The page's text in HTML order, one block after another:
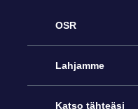
OSR
Palvelu
Ota meihin yhteyttä
Lahjamme
Online Star -lahja
Katso tähteäsi